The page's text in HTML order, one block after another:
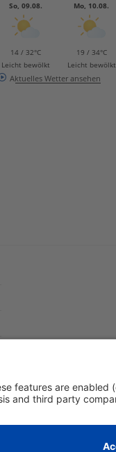
So, 09.08.
14 / 32°C
Leicht bewölkt
Mo, 10.08.
19 / 34°C
Leicht bewölkt
Aktuelles Wetter ansehen